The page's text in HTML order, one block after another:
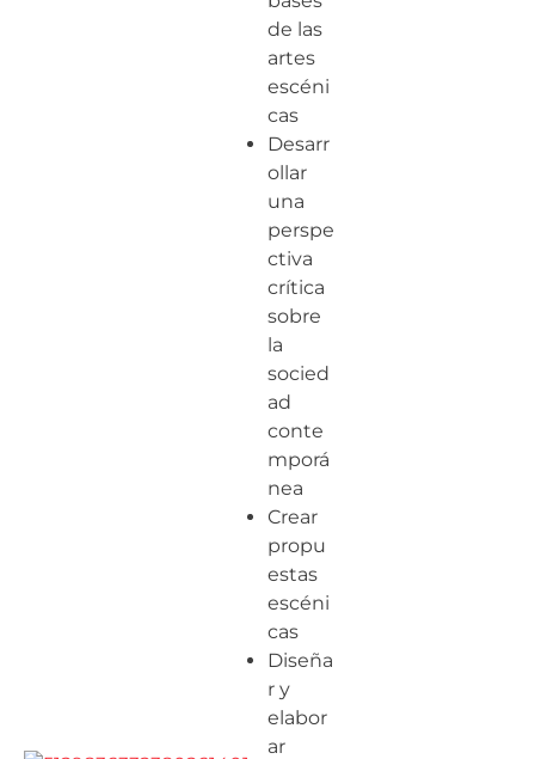
de las
artes
escéni
cas
Desarr
ollar
una
perspe
ctiva
crítica
sobre
la
socied
ad
conte
mporá
nea
Crear
propu
estas
escéni
cas
Diseña
r y
elabor
ar